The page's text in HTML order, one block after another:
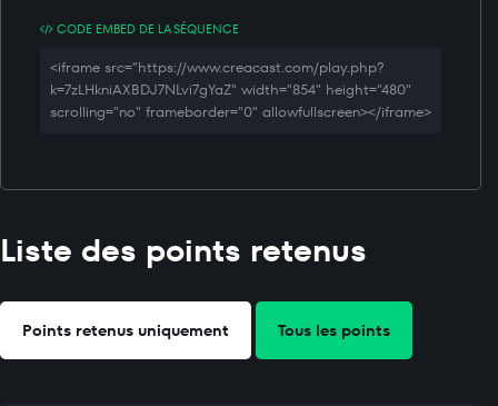
CODE EMBED DE LA SÉQUENCE
<iframe src="https://www.creacast.com/play.php?
k=7zLHkniAXBDJ7NLvi7gYaZ" width="854" height="480"
scrolling="no" frameborder="0" allowfullscreen></iframe>
Liste des points retenus
Points retenus uniquement Tous les points